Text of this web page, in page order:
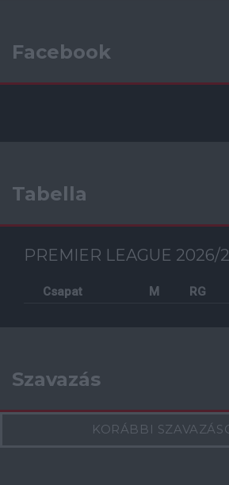
Facebook
Tabella
PREMIER LEAGUE 2026/
Csapat M RG
Szavazás
KORÁBBI